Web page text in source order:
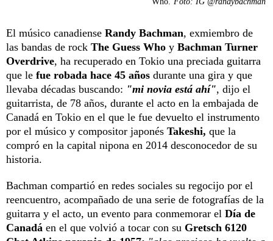
El músico canadiense Randy Bachman, exmiembro de
las bandas de rock The Guess Who y Bachman Turner
Overdrive, ha recuperado en Tokio una preciada guitarra
que le fue robada hace 45 años durante una gira y que
llevaba décadas buscando: "mi novia está ahí", dijo el
guitarrista, de 78 años, durante el acto en la embajada de
Canadá en Tokio en el que le fue devuelto el instrumento
por el músico y compositor japonés Takeshi, que la
compró en la capital nipona en 2014 desconocedor de su
historia.
Bachman compartió en redes sociales su regocijo por el
reencuentro, acompañado de una serie de fotografías de la
guitarra y el acto, un evento para conmemorar el Día de
Canadá en el que volvió a tocar con su Gretsch 6120